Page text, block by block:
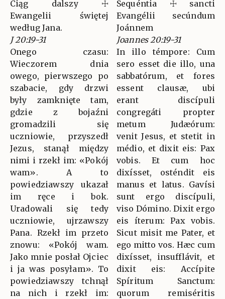
Ciąg dalszy ☩
Ewangelii świętej
według Jana.
J 20:19-31
Onego czasu:
Wieczorem dnia
owego, pierwszego po
szabacie, gdy drzwi
były zamknięte tam,
gdzie z bojaźni
gromadzili się
uczniowie, przyszedł
Jezus, stanął między
nimi i rzekł im: «Pokój
wam». A to
powiedziawszy ukazał
im ręce i bok.
Uradowali się tedy
uczniowie, ujrzawszy
Pana. Rzekł im przeto
znowu: «Pokój wam.
Jako mnie posłał Ojciec
i ja was posyłam». To
powiedziawszy tchnął
na nich i rzekł im:
Sequéntia ☩ sancti
Evangélii secúndum
Joánnem
Joannes 20:19-31
In illo témpore: Cum
sero esset die illo, una
sabbatórum, et fores
essent clausæ, ubi
erant discípuli
congregáti propter
metum Judæórum:
venit Jesus, et stetit in
médio, et dixit eis: Pax
vobis. Et cum hoc
dixísset, osténdit eis
manus et latus. Gavísi
sunt ergo discípuli,
viso Dómino. Dixit ergo
eis íterum: Pax vobis.
Sicut misit me Pater, et
ego mitto vos. Hæc cum
dixísset, insufflávit, et
dixit eis: Accípite
Spíritum Sanctum:
quorum remiséritis